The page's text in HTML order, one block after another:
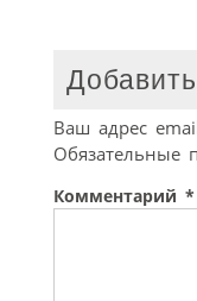
Ваш адрес
Обязательные
Комментарий *